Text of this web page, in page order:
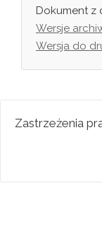
Dokument z
Wersje
Wersja do
Zastrzeżenia